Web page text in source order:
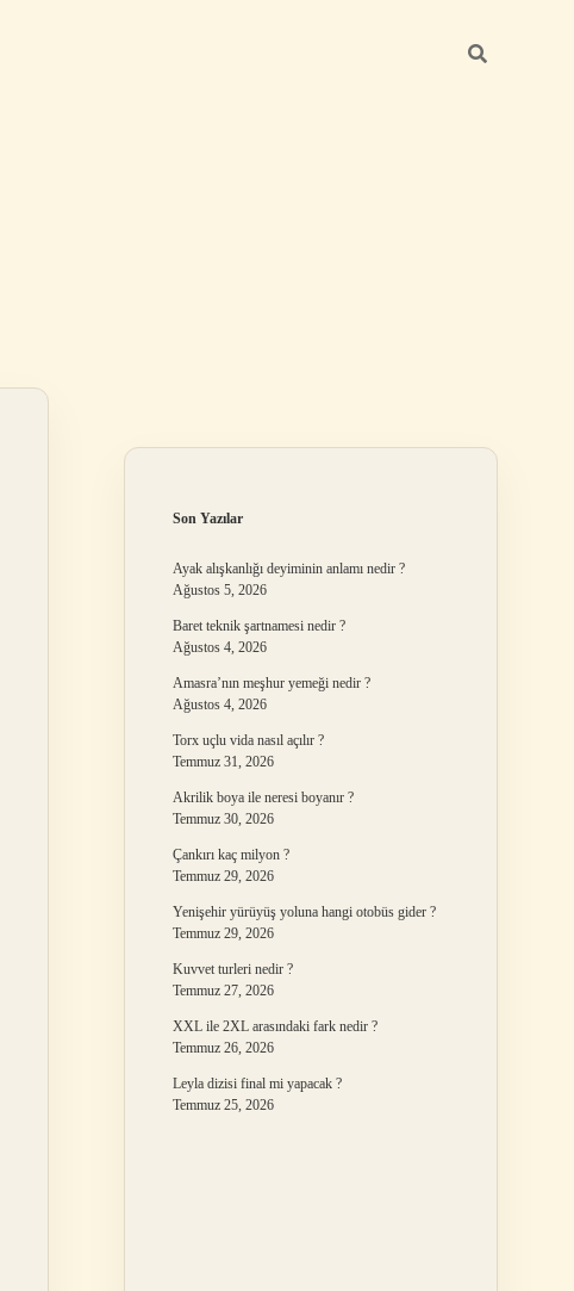
Son Yazılar
Ayak alışkanlığı deyiminin anlamı nedir ?
Ağustos 5, 2026
Baret teknik şartnamesi nedir ?
Ağustos 4, 2026
Amasra’nın meşhur yemeği nedir ?
Ağustos 4, 2026
Torx uçlu vida nasıl açılır ?
Temmuz 31, 2026
Akrilik boya ile neresi boyanır ?
Temmuz 30, 2026
Çankırı kaç milyon ?
Temmuz 29, 2026
Yenişehir yürüyüş yoluna hangi otobüs gider ?
Temmuz 29, 2026
Kuvvet turleri nedir ?
Temmuz 27, 2026
XXL ile 2XL arasındaki fark nedir ?
Temmuz 26, 2026
Leyla dizisi final mi yapacak ?
Temmuz 25, 2026